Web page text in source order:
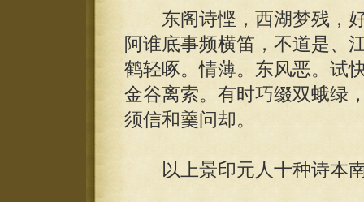
东阁诗悭，西湖梦残，好
阿谁底事频横笛，不道是、
鹤轻啄。情薄。东风恶。试
金谷离索。有时巧缀双蛾绿
须信和羹问却。
以上景印元人十种诗本